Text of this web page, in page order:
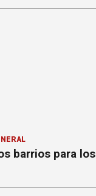
barrios para los